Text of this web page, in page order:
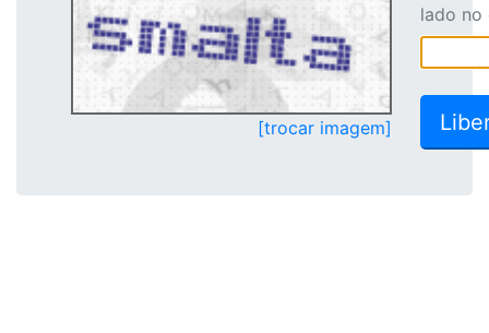
[trocar imagem]
lado no